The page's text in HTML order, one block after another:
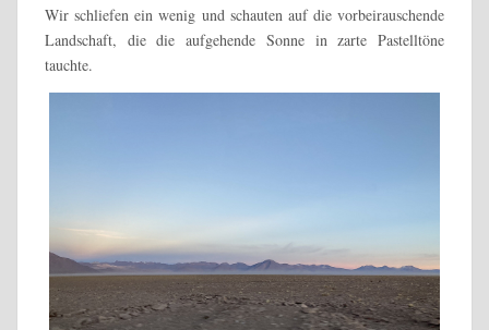
Wir schliefen ein wenig und schauten auf die vorbeirauschende
Landschaft, die die aufgehende Sonne in zarte Pastelltöne
tauchte.